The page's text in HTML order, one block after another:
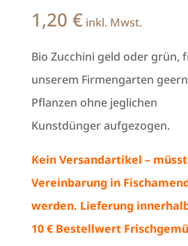
1,20 € inkl. Mwst.
Bio Zucchini geld oder grün,
unserem Firmengarten
Pflanzen ohne jeglichen
Kunstdünger aufgezogen.
Kein Versandartikel –
Vereinbarung in
werden. Lieferung
10 € Bestellwert